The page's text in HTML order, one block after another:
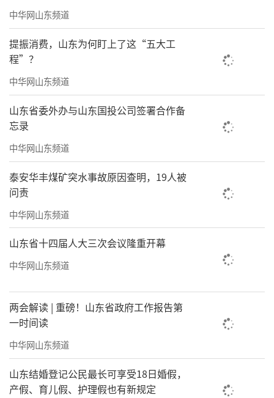
中华网山东频道
提振消费，山东为何盯上了这“五大工
程”？
中华网山东频道
山东省委外办与山东国投公司签署合作备
忘录
中华网山东频道
泰安华丰煤矿突水事故原因查明，19人被
问责
中华网山东频道
山东省十四届人大三次会议隆重开幕
中华网山东频道
两会解读 | 重磅！山东省政府工作报告第
一时间读
中华网山东频道
山东结婚登记公民最长可享受18日婚假，
产假、育儿假、护理假也有新规定